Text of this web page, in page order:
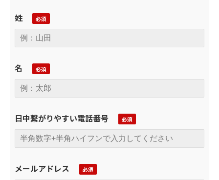
姓
名
日中繋がりやすい電話番号
メールアドレス